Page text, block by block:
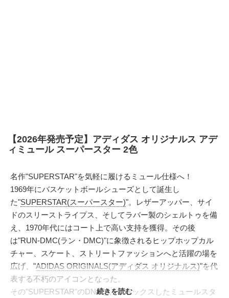
【2026年発売予定】アディダス オリジナルス アデ
ィミュール スーパースター 2色
名作"SUPERSTAR"を気軽に履けるミュール仕様へ！
1969年にバスケットボールシューズとして誕生し
た"SUPERSTAR(スーパースター)"。レザーアッパー、サイ
ドのスリーストライプス、そしてラバー製のシェルトゥを備
え、1970年代にはコート上で高い支持を獲得。その後
は"RUN-DMC(ラン・DMC)"に象徴されるヒップホップカル
チャー、スケート、ストリートファッションへと活躍の場を
広げ、"ADIDAS ORIGINALS(アディダス オリジナルス)"を代
表する不朽のアイコンとなった。
その"SUPERSTAR"のDNAを、リラックスしたミュールスタ
続きを読む